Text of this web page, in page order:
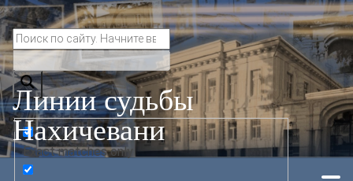
Линии судьбы
Нахичевани
Exact matches only